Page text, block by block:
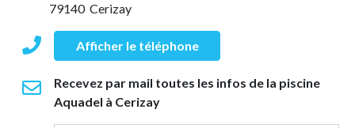
79140 Cerizay
Afficher le téléphone
Recevez par mail toutes les infos de la piscine
Aquadel à Cerizay